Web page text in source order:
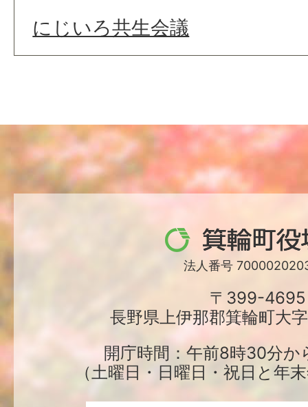
にじいろ共生会議
箕
輪
役
場
法人番号
〒399-4695
長野県上伊那郡箕輪町大
開庁時間：午前8時30分か
（土曜日・日曜日・祝日と年